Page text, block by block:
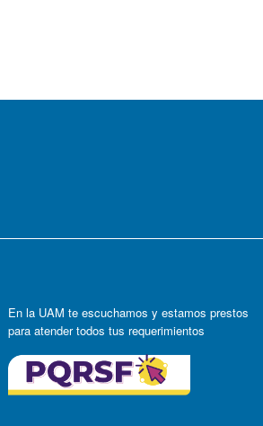
En la UAM te escuchamos y estamos prestos
para atender todos tus requerimientos